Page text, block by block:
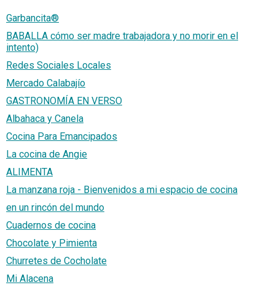
Garbancita®
BABALLA cómo ser madre trabajadora y no morir en el
intento)
Redes Sociales Locales
Mercado Calabajío
GASTRONOMÍA EN VERSO
Albahaca y Canela
Cocina Para Emancipados
La cocina de Angie
ALIMENTA
La manzana roja - Bienvenidos a mi espacio de cocina
en un rincón del mundo
Cuadernos de cocina
Chocolate y Pimienta
Churretes de Cocholate
Mi Alacena